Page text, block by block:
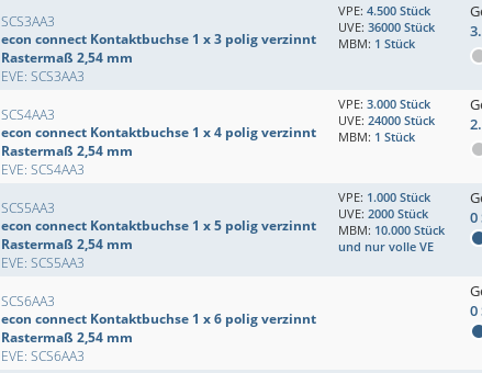
SCS3AA3
econ connect Kontaktbuchse 1 x 3 polig verzinnt
Rastermaß 2,54 mm
EVE: SCS3AA3
VPE: 4.500 Stück
UVE: 36000 Stück
MBM: 1 Stück
SCS4AA3
econ connect Kontaktbuchse 1 x 4 polig verzinnt
Rastermaß 2,54 mm
EVE: SCS4AA3
VPE: 3.000 Stück
UVE: 24000 Stück
MBM: 1 Stück
SCS5AA3
econ connect Kontaktbuchse 1 x 5 polig verzinnt
Rastermaß 2,54 mm
EVE: SCS5AA3
VPE: 1.000 Stück
UVE: 2000 Stück
MBM: 10.000 Stück
und nur volle VE
0
SCS6AA3
econ connect Kontaktbuchse 1 x 6 polig verzinnt
Rastermaß 2,54 mm
EVE: SCS6AA3
0